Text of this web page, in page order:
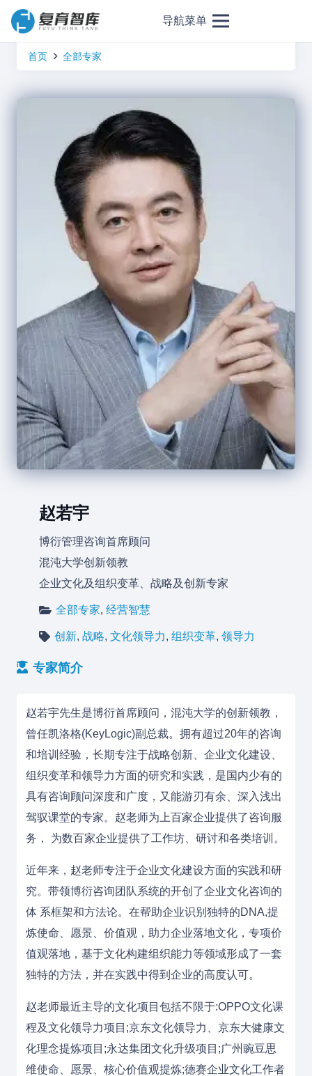
导航菜单
首页 全部专家
赵若宇
博衍管理咨询首席顾问
混沌大学创新领教
企业文化及组织变革、战略及创新专家
全部专家,经营智慧
创新,战略,文化领导力,组织变革,领导力
专家简介
赵若宇先生是博衍首席顾问，混沌大学的创新领教，
曾任凯洛格(KeyLogic)副总裁。拥有超过20年的咨询
和培训经验，长期专注于战略创新、企业文化建设、
组织变革和领导力方面的研究和实践，是国内少有的
具有咨询顾问深度和广度，又能游刃有余、深入浅出
驾驭课堂的专家。赵老师为上百家企业提供了咨询服
务， 为数百家企业提供了工作坊、研讨和各类培训。
近年来，赵老师专注于企业文化建设方面的实践和研
究。带领博衍咨询团队系统的开创了企业文化咨询的
体 系框架和方法论。在帮助企业识别独特的DNA,提
炼使命、愿景、价值观，助力企业落地文化，专项价
值观落地，基于文化构建组织能力等领域形成了一套
独特的方法，并在实践中得到企业的高度认可。
赵老师最近主导的文化项目包括不限于:OPPO文化课
程及文化领导力项目;京东文化领导力、京东大健康文
化理念提炼项目;永达集团文化升级项目;广州豌豆思
维使命、愿景、核心价值观提炼;德赛企业文化工作者